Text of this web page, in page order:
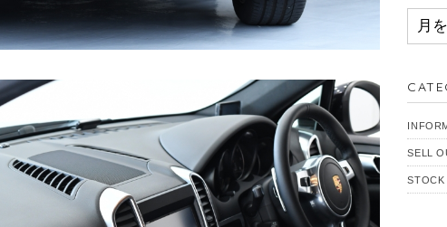
SELL
STOCK